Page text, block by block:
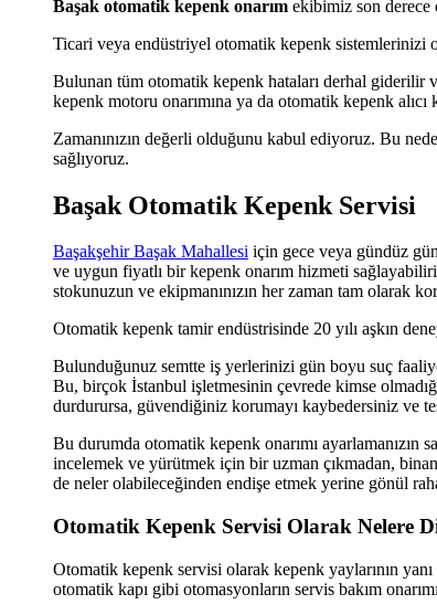
Başak otomatik kepenk onarım ekibimiz son derece
Ticari veya endüstriyel otomatik kepenk sistemlerinizi
Bulunan tüm otomatik kepenk hataları derhal giderilir
kepenk motoru onarımına ya da otomatik kepenk
Zamanınızın değerli olduğunu kabul ediyoruz. Bu
sağlıyoruz.
Başak Otomatik Kepenk Servisi
Başakşehir Başak Mahallesi için gece veya gündüz
ve uygun fiyatlı bir kepenk onarım hizmeti
stokunuzun ve ekipmanınızın her zaman tam olarak
Otomatik kepenk tamir endüstrisinde 20 yılı aşkın
Bulunduğunuz semtte iş yerlerinizi gün boyu suç
Bu, birçok İstanbul işletmesinin çevrede kimse
durdurursa, güvendiğiniz korumayı kaybedersiniz ve
Bu durumda otomatik kepenk onarımı
incelemek ve yürütmek için bir uzman çıkmadan,
de neler olabileceğinden endişe etmek yerine gönül
Otomatik Kepenk Servisi Olarak Nelere
Otomatik kepenk servisi olarak kepenk yaylarının
otomatik kapı gibi otomasyonların servis bakım